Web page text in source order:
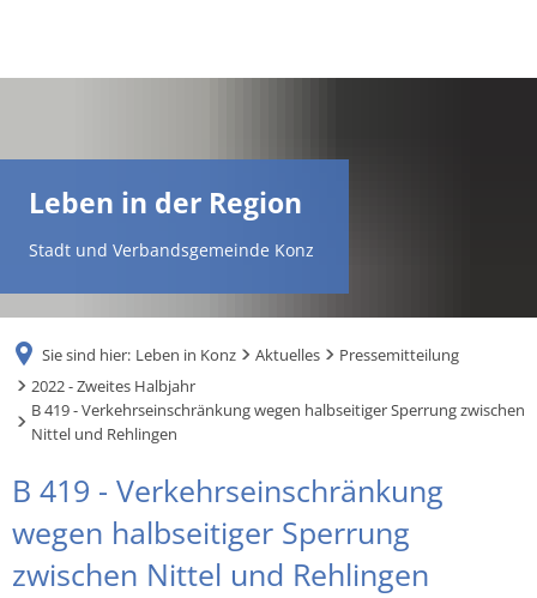
UK
RU
Leben in der Region
Stadt und Verbandsgemeinde Konz
Sie sind hier: Leben in Konz Aktuelles
Pressemitteilung
2022 - Zweites Halbjahr
B 419 - Verkehrseinschränkung wegen halbseitiger Sperrung zwischen
Nittel und Rehlingen
B 419 - Verkehrseinschränkung
wegen halbseitiger Sperrung
zwischen Nittel und Rehlingen